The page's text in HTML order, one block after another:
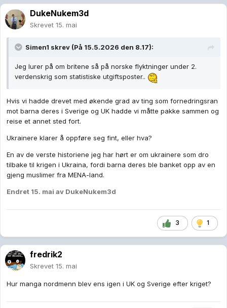
DukeNukem3d
Skrevet 15. mai
Simen1 skrev (På 15.5.2026 den 8.17):
Jeg lurer på om britene så på norske flyktninger under 2.
verdenskrig som statistiske utgiftsposter..
Hvis vi hadde drevet med økende grad av ting som fornedringsran
mot barna deres i Sverige og UK hadde vi måtte pakke sammen og
reise et annet sted fort.
Ukrainere klarer å oppføre seg fint, eller hva?
En av de verste historiene jeg har hørt er om ukrainere som dro
tilbake til krigen i Ukraina, fordi barna deres ble banket opp av en
gjeng muslimer fra MENA-land.
Endret 15. mai av DukeNukem3d
3 1
fredrik2
Skrevet 15. mai
Hur manga nordmenn blev ens igen i UK og Sverige efter kriget?